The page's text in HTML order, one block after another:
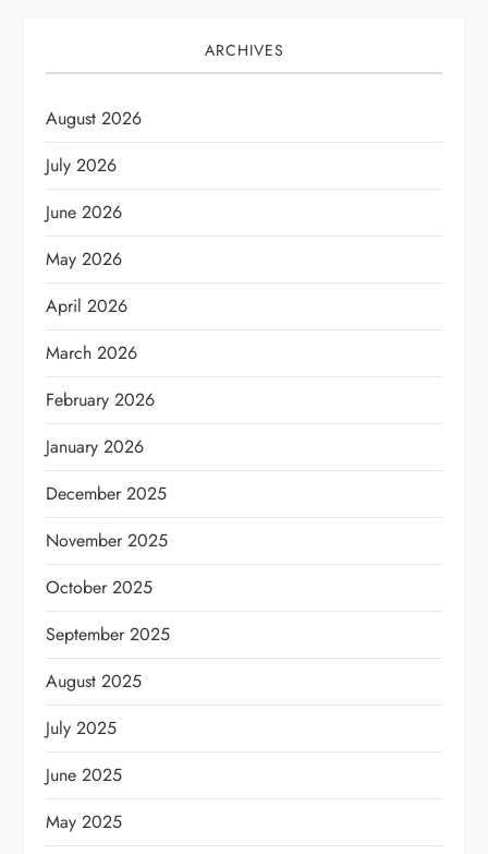
ARCHIVES
August 2026
July 2026
June 2026
May 2026
April 2026
March 2026
February 2026
January 2026
December 2025
November 2025
October 2025
September 2025
August 2025
July 2025
June 2025
May 2025